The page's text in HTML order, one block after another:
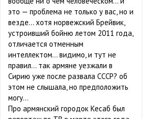
это — проблема не только у вас, но и
везде… хотя норвежский Брейвик,
устроивший бойню летом 2011 года,
отличается отменным
интеллектом… видимо, и тут не
правил… так армяне уезжали в
Сирию уже после развала СССР? об
этом не слышала, но предположить
могу…
Про армянский городок Кесаб был